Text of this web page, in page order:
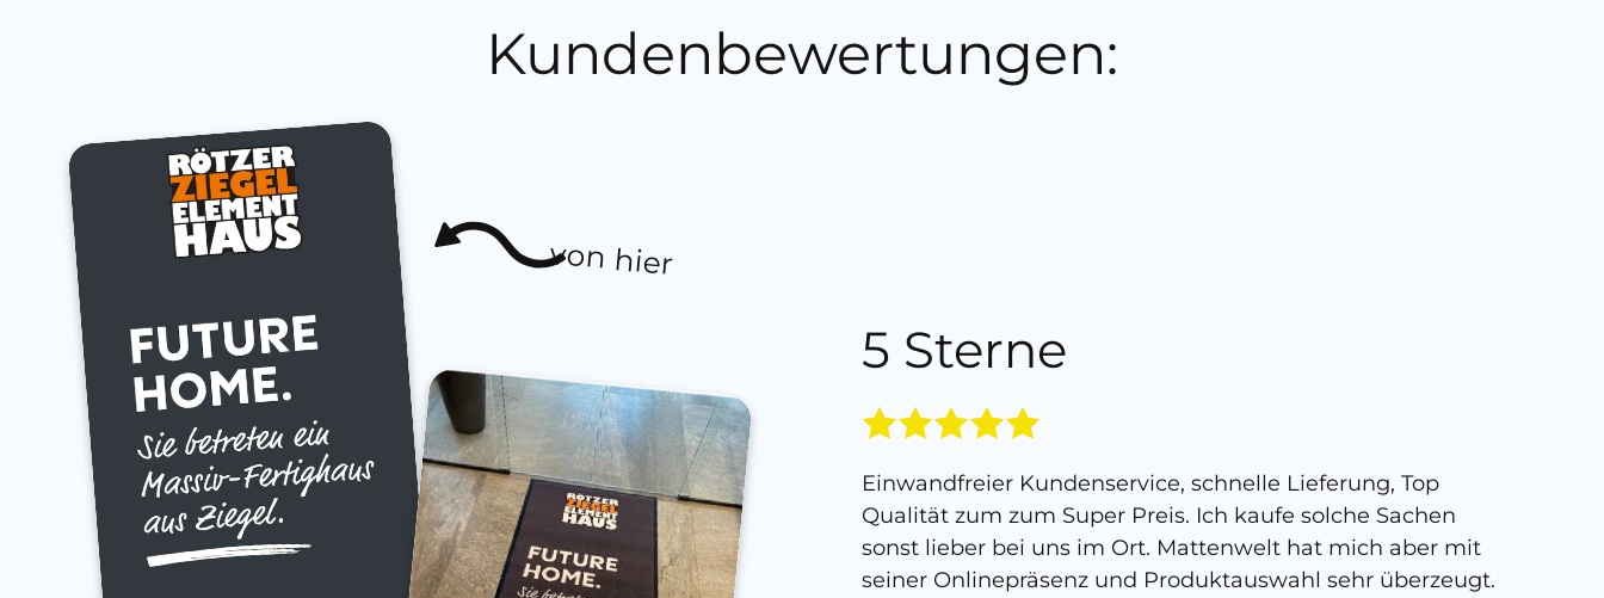
Kundenbewertungen:
von hier
5 Sterne
Einwandfreier Kundenservice, schnelle Lieferung, Top
Qualität zum zum Super Preis. Ich kaufe solche Sachen
sonst lieber bei uns im Ort. Mattenwelt hat mich aber mit
seiner Onlinepräsenz und Produktauswahl sehr überzeugt.